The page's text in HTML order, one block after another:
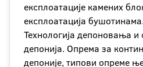
експлоатације камених
експлоатација бушотинама.
Технологија депоновања
депонија. Опрема за
депоније, типови опреме